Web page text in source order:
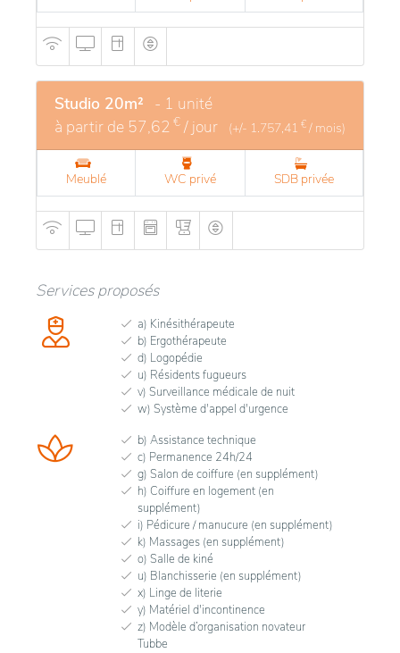
Studio 20m² - 1 unité
à partir de 57,62 € / jour (+/- 1.757,41 € / mois)
Meublé WC privé SDB privée
Services proposés
a) Kinésithérapeute
b) Ergothérapeute
d) Logopédie
u) Résidents fugueurs
v) Surveillance médicale de nuit
w) Système d'appel d'urgence
b) Assistance technique
c) Permanence 24h/24
g) Salon de coiffure (en supplément)
h) Coiffure en logement (en
supplément)
i) Pédicure / manucure (en supplément)
k) Massages (en supplément)
o) Salle de kiné
u) Blanchisserie (en supplément)
x) Linge de literie
y) Matériel d'incontinence
z) Modèle d’organisation novateur
Tubbe